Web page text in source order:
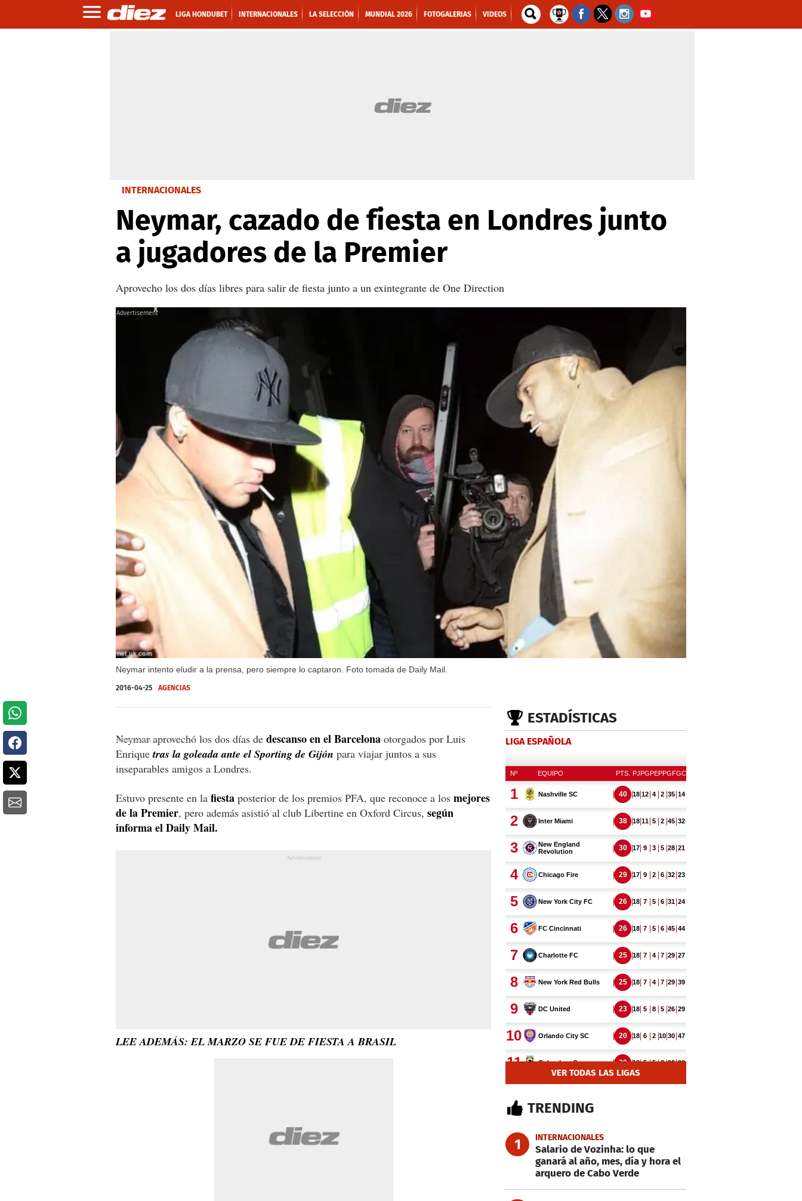
LIGA HONDUBET INTERNACIONALES LA SELECCIÓN MUNDIAL 2026 FOTOGALERIAS VIDEOS
INTERNACIONALES
Neymar, cazado de fiesta en Londres junto
a jugadores de la Premier
Aprovecho los dos días libres para salir de fiesta junto a un exintegrante de One Direction
Neymar intento eludir a la prensa, pero siempre lo captaron. Foto tomada de Daily Mail.
X
X
X
2016-04-25 AGENCIAS
Neymar aprovechó los dos días de descanso en el Barcelona otorgados por Luis
Enriquetras la goleada ante el Sporting de Gijón para viajar juntos a sus
inseparables amigos a Londres.
Estuvo presente en la fiesta posterior de los premios PFA, que reconoce a los mejores
de la Premier, pero además asistió al club Libertine en Oxford Circus, según
informa el Daily Mail.
LEE ADEMÁS: EL MARZO SE FUE DE FIESTA A BRASIL
ESTADÍSTICAS
LIGA ESPAÑOLA
VER TODAS LAS LIGAS
TRENDING
1 INTERNACIONALES
Salario de Vozinha: lo que
ganará al año, mes, día y hora el
arquero de Cabo Verde